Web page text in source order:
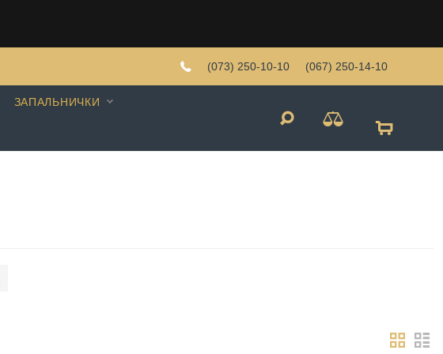
(073) 250-10-10 (067) 250-14-10
ЗАПАЛЬНИЧКИ